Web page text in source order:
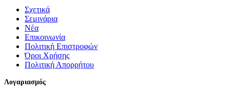
Σχετικά
Σεμινάρια
Νέα
Επικοινωνία
Πολιτική Επιστροφών
Όροι Χρήσης
Πολιτική Απορρήτου
Λογαριασμός